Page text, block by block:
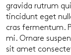
gravida rutrum
tincidunt eget
cras fermentum.
mi. Ornare
sit amet